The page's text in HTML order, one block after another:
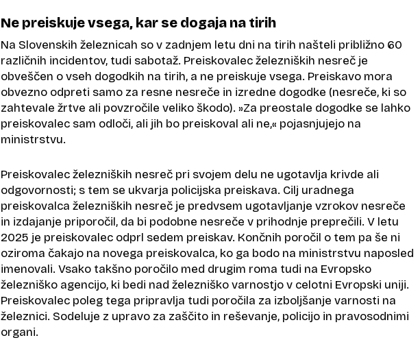
Ne preiskuje vsega, kar se dogaja na tirih
Na Slovenskih železnicah so v zadnjem letu dni na tirih našteli približno 60
različnih incidentov, tudi sabotaž. Preiskovalec železniških nesreč je
obveščen o vseh dogodkih na tirih, a ne preiskuje vsega. Preiskavo mora
obvezno odpreti samo za resne nesreče in izredne dogodke (nesreče, ki so
zahtevale žrtve ali povzročile veliko škodo). »Za preostale dogodke se lahko
preiskovalec sam odloči, ali jih bo preiskoval ali ne,« pojasnjujejo na
ministrstvu.
Preiskovalec železniških nesreč pri svojem delu ne ugotavlja krivde ali
odgovornosti; s tem se ukvarja policijska preiskava. Cilj uradnega
preiskovalca železniških nesreč je predvsem ugotavljanje vzrokov nesreče
in izdajanje priporočil, da bi podobne nesreče v prihodnje preprečili. V letu
2025 je preiskovalec odprl sedem preiskav. Končnih poročil o tem pa še ni
oziroma čakajo na novega preiskovalca, ko ga bodo na ministrstvu naposled
imenovali. Vsako takšno poročilo med drugim roma tudi na Evropsko
železniško agencijo, ki bedi nad železniško varnostjo v celotni Evropski uniji.
Preiskovalec poleg tega pripravlja tudi poročila za izboljšanje varnosti na
železnici. Sodeluje z upravo za zaščito in reševanje, policijo in pravosodnimi
organi.